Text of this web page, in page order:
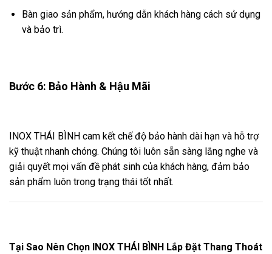
Bàn giao sản phẩm, hướng dẫn khách hàng cách sử dụng
và bảo trì.
Bước 6: Bảo Hành & Hậu Mãi
INOX THÁI BÌNH cam kết chế độ bảo hành dài hạn và hỗ trợ
kỹ thuật nhanh chóng. Chúng tôi luôn sẵn sàng lắng nghe và
giải quyết mọi vấn đề phát sinh của khách hàng, đảm bảo
sản phẩm luôn trong trạng thái tốt nhất.
Tại Sao Nên Chọn INOX THÁI BÌNH Lắp Đặt Thang Thoát